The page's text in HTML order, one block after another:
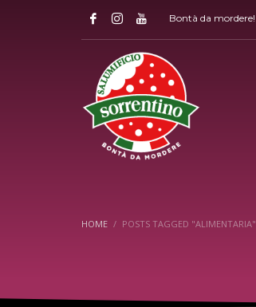
Bontà da mordere!
HOME POSTS TAGGED "ALIMENTARIA"